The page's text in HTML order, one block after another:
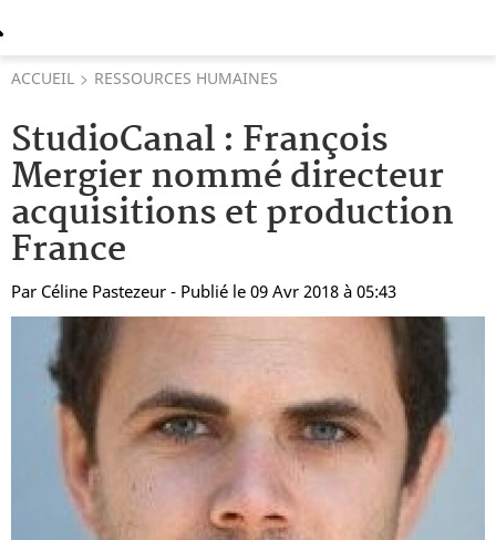
ACCUEIL RESSOURCES HUMAINES
StudioCanal : François
Mergier nommé directeur
acquisitions et production
France
Par Céline Pastezeur - Publié le 09 Avr 2018 à 05:43